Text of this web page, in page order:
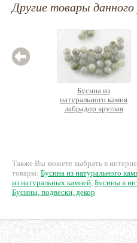
Другие товары данного
Бусина из
натурального камня
лабрадор круглая
Также Вы можете выбрать в
товары: Бусина из натурального
из натуральных камней, Бусины в
Бусины, подвески, декор